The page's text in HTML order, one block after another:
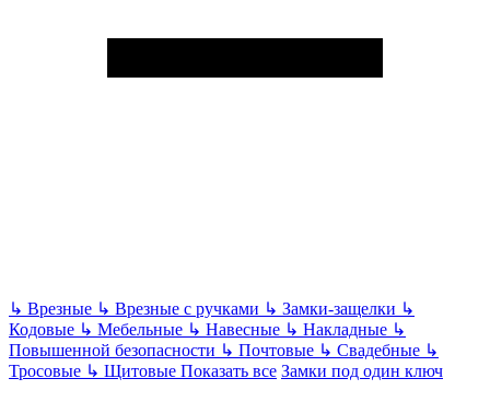
↳ Врезные ↳ Врезные с ручками ↳ Замки-защелки ↳
Кодовые ↳ Мебельные ↳ Навесные ↳ Накладные ↳
Повышенной безопасности ↳ Почтовые ↳ Свадебные ↳
Тросовые ↳ Щитовые Показать все Замки под один ключ